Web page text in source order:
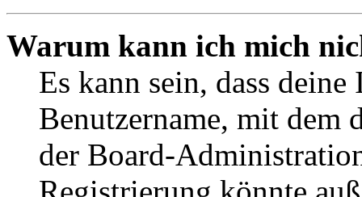
Warum kann ich mich
Es kann sein, dass
Benutzername, mit dem
der Board-